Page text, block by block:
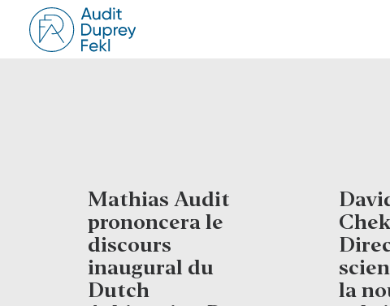
Mathias Audit
prononcera le
discours
inaugural du
Dutch
la